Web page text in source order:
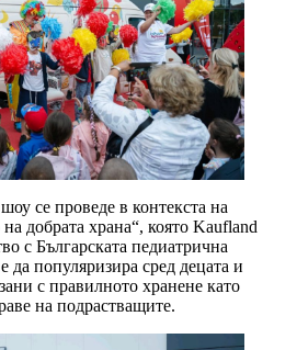
се проведе в контекста на
добрата храна“, която Kaufland
с Българската педиатрична
да популяризира сред децата и
с правилното хранене като
на подрастващите.